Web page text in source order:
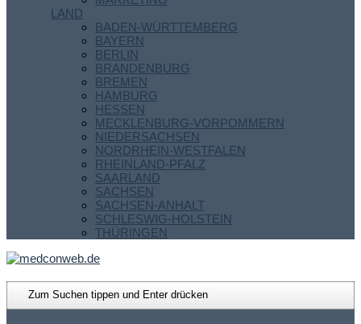
LAND
BADEN-WÜRTTEMBERG
BAYERN
BERLIN
BRANDENBURG
BREMEN
HAMBURG
HESSEN
MECKLENBURG-VORPOMMERN
NIEDERSACHSEN
NORDRHEIN-WESTFALEN
RHEINLAND-PFALZ
SAARLAND
SACHSEN
SACHSEN-ANHALT
SCHLESWIG-HOLSTEIN
THÜRINGEN